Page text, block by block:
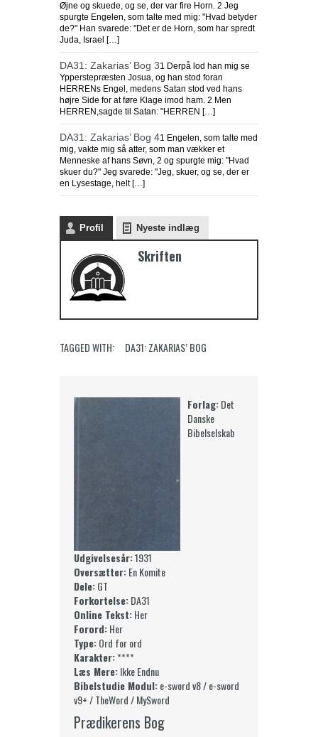
Øjne og skuede, og se, der var fire Horn. 2 Jeg
spurgte Engelen, som talte med mig: "Hvad betyder
de?" Han svarede: "Det er de Horn, som har spredt
Juda, Israel […]
DA31: Zakarias’ Bog 31 Derpå lod han mig se
Ypperstepræsten Josua, og han stod foran
HERRENs Engel, medens Satan stod ved hans
højre Side for at føre Klage imod ham. 2 Men
HERREN,sagde til Satan: "HERREN […]
DA31: Zakarias’ Bog 41 Engelen, som talte med
mig, vakte mig så atter, som man vækker et
Menneske af hans Søvn, 2 og spurgte mig: "Hvad
skuer du?" Jeg svarede: "Jeg, skuer, og se, der er
en Lysestage, helt […]
Profil Nyeste indlæg
Skriften
TAGGED WITH: DA31: ZAKARIAS’ BOG
Forlag:Det
Danske
Bibelselskab
Udgivelsesår:1931
Oversætter:En Komite
Dele:GT
Forkortelse:DA31
Online Tekst:Her
Forord:Her
Type:Ord for ord
Karakter:****
Læs Mere:Ikke Endnu
Bibelstudie Modul:e-sword v8 / e-sword
v9+ / TheWord / MySword
Prædikerens Bog